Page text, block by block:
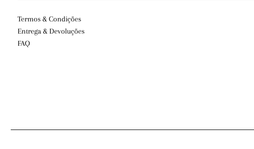
Termos & Condições
Entrega & Devoluções
FAQ